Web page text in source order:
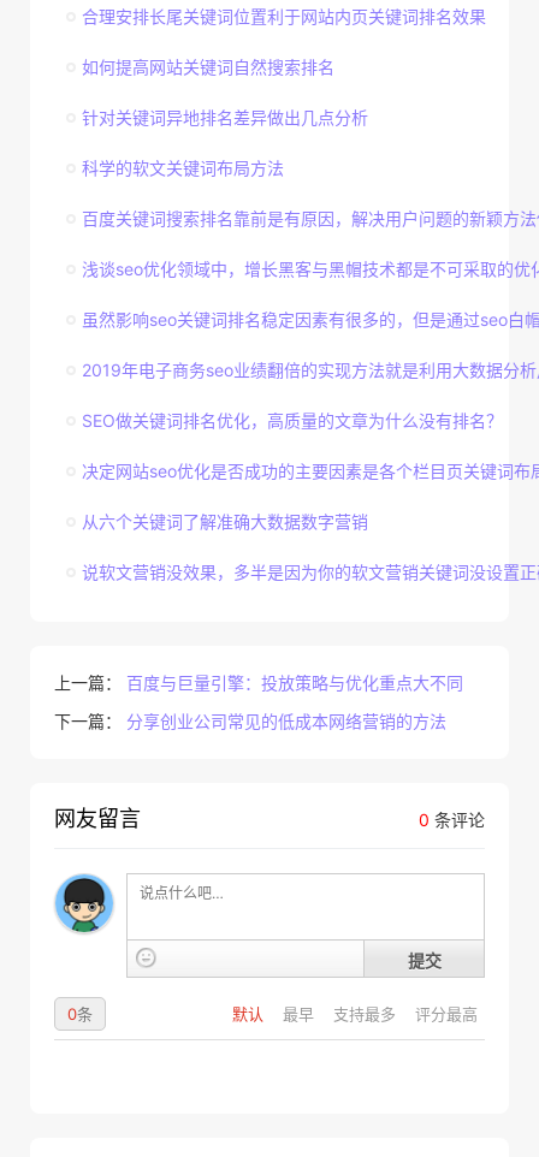
合理安排长尾关键词位置利于网站内页关键词排名效果
如何提高网站关键词自然搜索排名
针对关键词异地排名差异做出几点分析
科学的软文关键词布局方法
百度关键词搜索排名靠前是有原因，解决用户问题的新颖方
浅谈seo优化领域中，增长黑客与黑帽技术都是不可采取的优
虽然影响seo关键词排名稳定因素有很多的，但是通过seo白
2019年电子商务seo业绩翻倍的实现方法就是利用大数据分
SEO做关键词排名优化，高质量的文章为什么没有排名？
决定网站seo优化是否成功的主要因素是各个栏目页关键词布
从六个关键词了解准确大数据数字营销
说软文营销没效果，多半是因为你的软文营销关键词没设置
上一篇： 百度与巨量引擎：投放策略与优化重点大不同
下一篇： 分享创业公司常见的低成本网络营销的方法
0 条评论
网友留言
提交
默认 最早 支持最多 评分最高
0条